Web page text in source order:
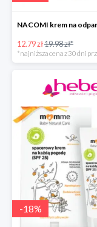
12.79 zł19.98 zł*
-18%